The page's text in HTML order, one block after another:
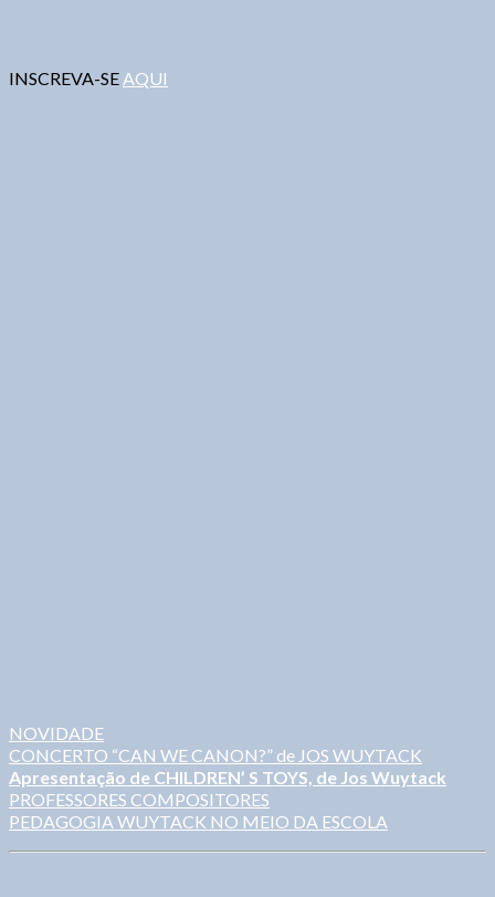
INSCREVA-SE AQUI
NOVIDADE
CONCERTO “CAN WE CANON?” de JOS WUYTACK
Apresentação de CHILDREN’ S TOYS, de Jos Wuytack
PROFESSORES COMPOSITORES
PEDAGOGIA WUYTACK NO MEIO DA ESCOLA